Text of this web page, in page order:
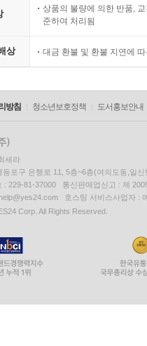
상품의 불량에 의한 반품,
준하여 처리됨
상 대금 환불 및 환불 지연에
방침 청소년보호정책 도서홍보안내
세라
등포구 은행로 11, 5층~6층(여의도동,일신
: 229-81-37000 통신판매업신고 : 제
호스팅 서비스사업자 :
Corp. All Rights Reserved.